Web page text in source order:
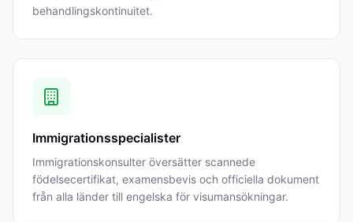
behandlingskontinuitet.
Immigrationsspecialister
Immigrationskonsulter översätter scannede
födelsecertifikat, examensbevis och officiella dokument
från alla länder till engelska för visumansökningar.